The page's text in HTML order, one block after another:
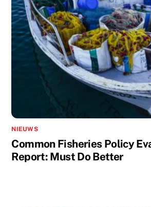
NIEUWS
Common Fisheries Policy
Report: Must Do Better